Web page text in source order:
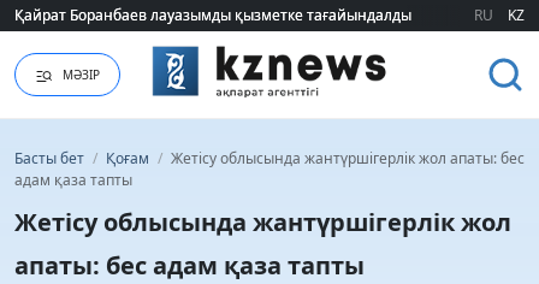
Қайрат Боранбаев лауазымды қызметке тағайындалды
Қайрат Боранбаев лауазымды қызметке тағайындалды RU KZ
МӘЗІР
Басты бет / Қоғам / Жетісу облысында жантүршігерлік жол апаты: бес
адам қаза тапты
Жетісу облысында жантүршігерлік жол
апаты: бес адам қаза тапты